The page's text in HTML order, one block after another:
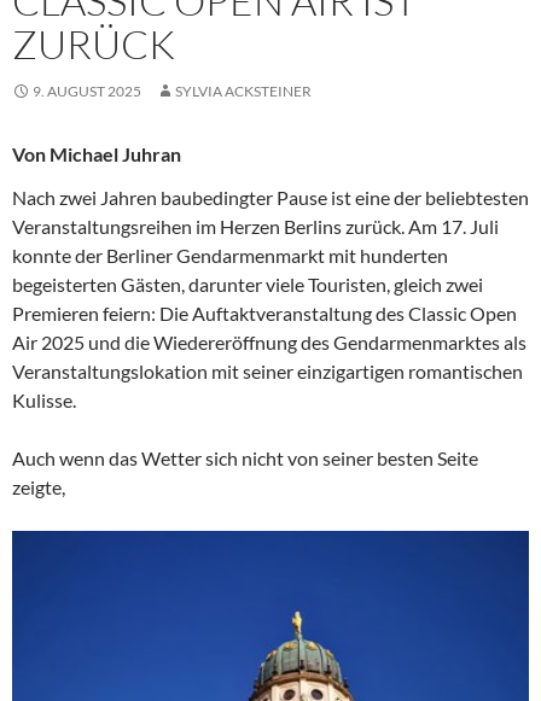
ZURÜCK
9. AUGUST 2025 SYLVIA ACKSTEINER
Von Michael Juhran
Nach zwei Jahren baubedingter Pause ist eine der beliebtesten
Veranstaltungsreihen im Herzen Berlins zurück. Am 17. Juli
konnte der Berliner Gendarmenmarkt mit hunderten
begeisterten Gästen, darunter viele Touristen, gleich zwei
Premieren feiern: Die Auftaktveranstaltung des Classic Open
Air 2025 und die Wiedereröffnung des Gendarmenmarktes als
Veranstaltungslokation mit seiner einzigartigen romantischen
Kulisse.
Auch wenn das Wetter sich nicht von seiner besten Seite
zeigte,